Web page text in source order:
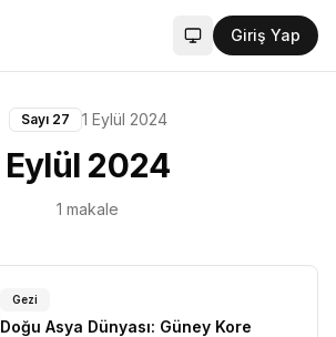
Sistem modu aktif
Giriş Yap
Sayı 27 1 Eylül 2024
Eylül 2024
1 makale
Gezi
Doğu Asya Dünyası: Güney Kore